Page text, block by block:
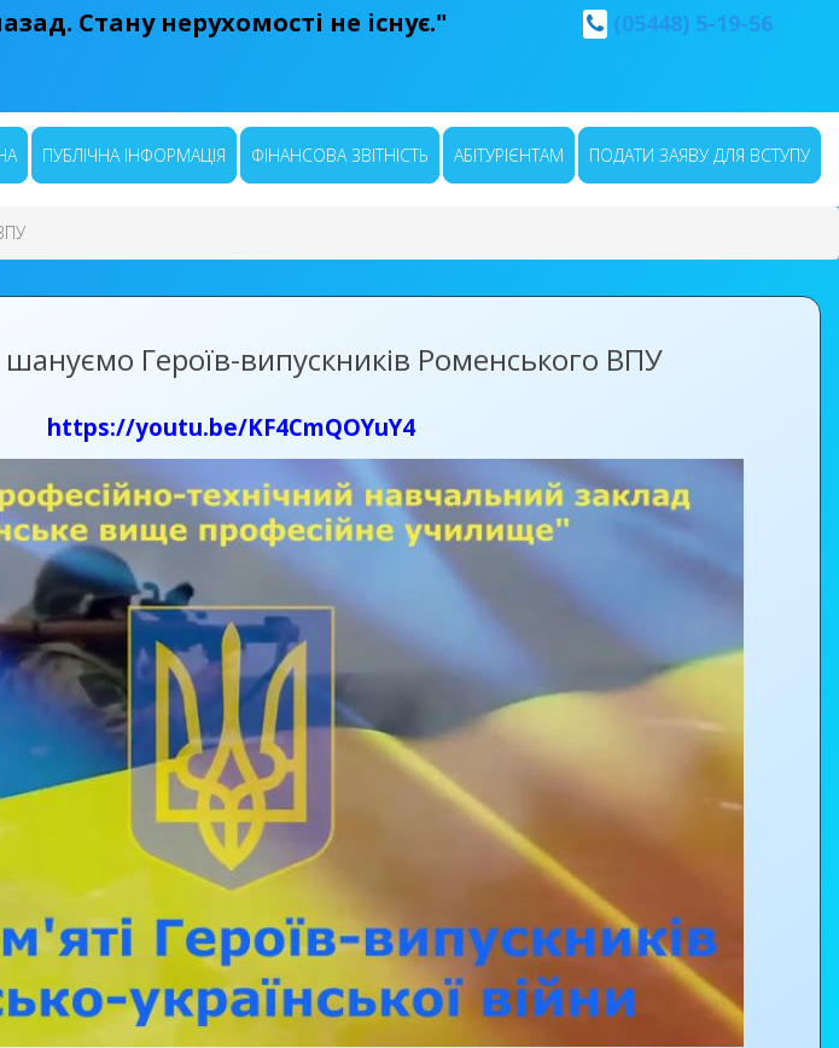
Стану нерухомості не існує." (05448) 5-19-56
ПУБЛІЧНА ІНФОРМАЦІЯ ФІНАНСОВА ЗВІТНІСТЬ АБІТУРІЄНТАМ ПОДАТИ ЗАЯВУ ДЛЯ ВСТУПУ
Героїв-випускників Роменського ВПУ
https://youtu.be/KF4CmQOYuY4